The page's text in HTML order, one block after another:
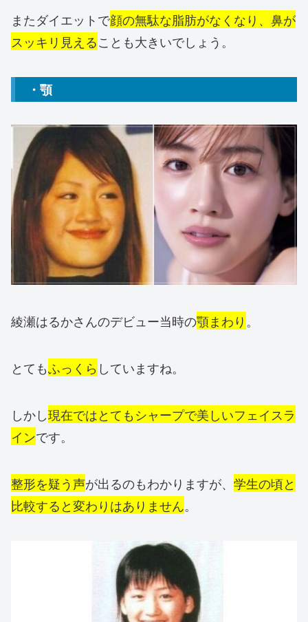
またダイエットで顔の無駄な脂肪がなくなり、鼻が
スッキリ見えることも大きいでしょう。
・顎
綾瀬はるかさんのデビュー当時の顎まわり。
とてもふっくら していますね。
しかし現在ではとてもシャープで美しいフェイスラ
インです。
整形を疑う声が出るのもわかりますが、 学生の頃と
比較すると変わりはありません。